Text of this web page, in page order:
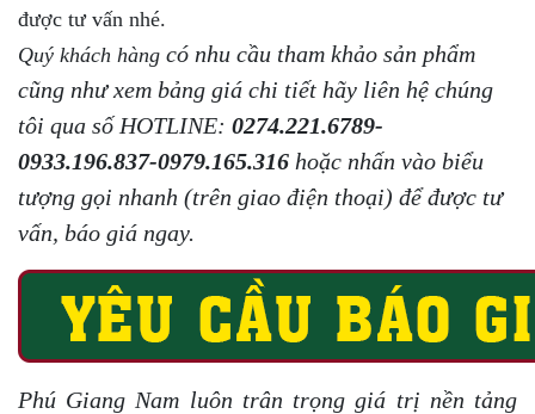
được tư vấn nhé.
Quý khách hàng có nhu cầu tham khảo sản phẩm
cũng như xem bảng giá chi tiết hãy liên hệ chúng
tôi qua số HOTLINE: 0274.221.6789-
0933.196.837-0979.165.316 hoặc nhấn vào biểu
tượng gọi nhanh (trên giao điện thoại) để được tư
vấn, báo giá ngay.
Phú Giang Nam luôn trân trọng giá trị nền tảng